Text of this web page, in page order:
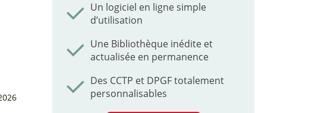
Un logiciel en ligne simple
d’utilisation
Une Bibliothèque inédite et
actualisée en permanence
Des CCTP et DPGF totalement
personnalisables